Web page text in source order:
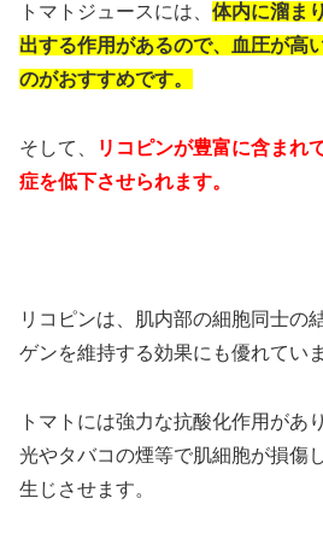
トマトジュースには、 体内に溜ま
出する作用があるので、血圧が高
のがおすすめです。
そして、
リコピンが豊富に含まれ
症を低下させられます。
リコピンは、肌内部の細胞同士の
ゲンを維持する効果にも優れていま
トマトには強力な抗酸化作用があ
光やタバコの煙等で肌細胞が損傷
生じさせます。